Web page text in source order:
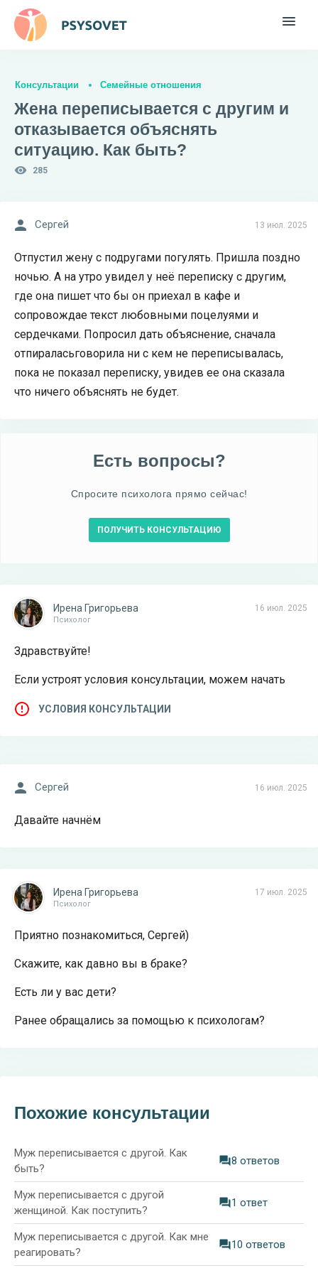
Консультации Семейные отношения
Жена переписывается с другим и
отказывается объяснять
ситуацию. Как быть?
285
13 июл. 2025
Сергей
Отпустил жену с подругами погулять. Пришла поздно
ночью. А на утро увидел у неё переписку с другим,
где она пишет что бы он приехал в кафе и
сопровождае текст любовными поцелуями и
сердечками. Попросил дать объяснение, сначала
отпираласьговорила ни с кем не переписывалась,
пока не показал переписку, увидев ее она сказала
что ничего объяснять не будет.
Есть вопросы?
Спросите психолога прямо сейчас!
ПОЛУЧИТЬ КОНСУЛЬТАЦИЮ
16 июл. 2025
Ирена Григорьева
Психолог
Здравствуйте!
Если устроят условия консультации, можем начать
УСЛОВИЯ КОНСУЛЬТАЦИИ
16 июл. 2025
Сергей
Давайте начнём
17 июл. 2025
Ирена Григорьева
Психолог
Приятно познакомиться, Сергей)
Скажите, как давно вы в браке?
Есть ли у вас дети?
Ранее обращались за помощью к психологам?
Похожие консультации
Муж переписывается с другой. Как
быть?
8 ответов
Муж переписывается с другой
женщиной. Как поступить?
1 ответ
Муж переписывается с другой. Как мне
реагировать?
10 ответов